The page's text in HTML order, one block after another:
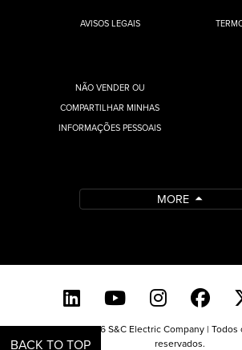
BACK TO TOP
AVISOS LEGAIS
NÃO VENDER OU
COMPARTILHAR MINHAS
INFORMAÇÕES PESSOAIS
MORE
© 2026 S&C Electric Company | Todos
reservados.